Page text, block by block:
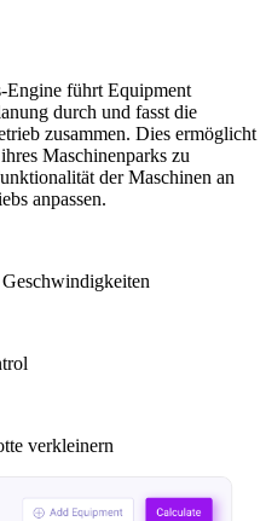
Engine führt Equipment
durch und fasst die
zusammen. Dies ermöglicht
Maschinenparks zu
der Maschinen an
anpassen.
verkleinern